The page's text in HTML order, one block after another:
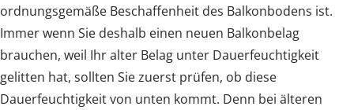
ordnungsgemäße Beschaffenheit des Balkonbodens ist.
Immer wenn Sie deshalb einen neuen Balkonbelag
brauchen, weil Ihr alter Belag unter Dauerfeuchtigkeit
gelitten hat, sollten Sie zuerst prüfen, ob diese
Dauerfeuchtigkeit von unten kommt. Denn bei älteren